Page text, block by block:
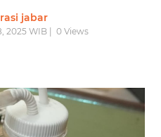
jabar
2025 WIB | 0 Views